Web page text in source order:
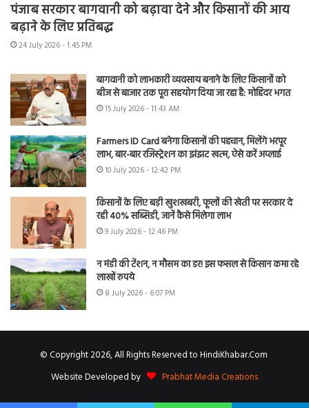
पंजाब सरकार बागवानी को बढ़ावा देने और किसानों की आय
बढ़ाने के लिए प्रतिबद्ध
24 July 2026 - 1:45 PM
बागवानी को लाभकारी व्यवसाय बनाने के लिए किसानों को
बीज से बाजार तक पूरा सहयोग दिया जा रहा है: मोहिंदर भगत
15 July 2026 - 11:43 AM
Farmers ID Card बनेगा किसानों की पहचान, मिलेंगे भरपूर
लाभ, बार-बार रजिस्ट्रेशन का झंझट खत्म, ऐसे करें अप्लाई
10 July 2026 - 12:42 PM
किसानों के लिए बड़ी खुशखबरी, फूलों की खेती पर सरकार दे
रही 40% सब्सिडी, जानें कैसे मिलेगा लाभ
9 July 2026 - 12:46 PM
न मंडी की टेंशन, न मौसम का डर! इस फसल से किसान कमा रहे
लाखों रुपये
8 July 2026 - 6:07 PM
© Copyright 2026, All Rights Reserved to HindiKhabar.Com
Website Developed by
Prabhat Media Creations